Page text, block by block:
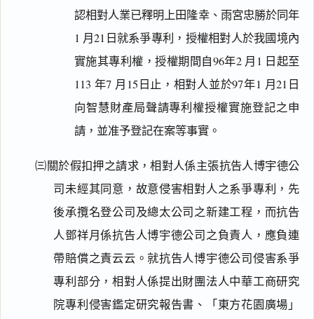
認相對人業已釋明上田隆幸、雨宮忠勝於同年
1 月21日就系爭專利，授權相對人於我國境內
實施其專利權，授權期間自96年2 月1 日起至
113 年7 月15日止，相對人並於97年1 月21日
向智慧財產局聲請專利權授權實施登記之申
請，並准予登記在案等事實。
㈢關於假扣押之請求，相對人係主張抗告人博宇德公
司未經其同意，故意侵害相對人之系爭專利，先
後承攬名登公司及總太公司之新建工程，而抗告
人鄧祥月係抗告人博宇德公司之負責人，應負連
帶賠償之責云云。就抗告人博宇德公司侵害系爭
專利部分，相對人係提出財團法人中華工商研究
院專利侵害鑑定研究報告書、「東方花園廣場」